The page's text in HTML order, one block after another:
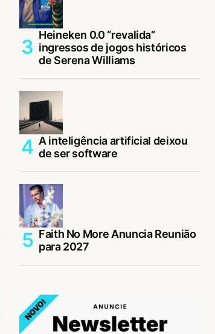
Heineken 0.0 “revalida”
ingressos de jogos históricos
de Serena Williams
A inteligência artificial deixou
de ser software
Faith No More Anuncia Reunião
para 2027